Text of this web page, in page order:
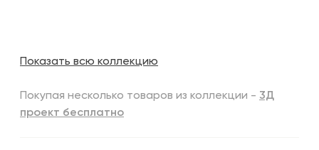
Показать всю коллекцию
Покупая несколько товаров из коллекции - 3Д
проект бесплатно